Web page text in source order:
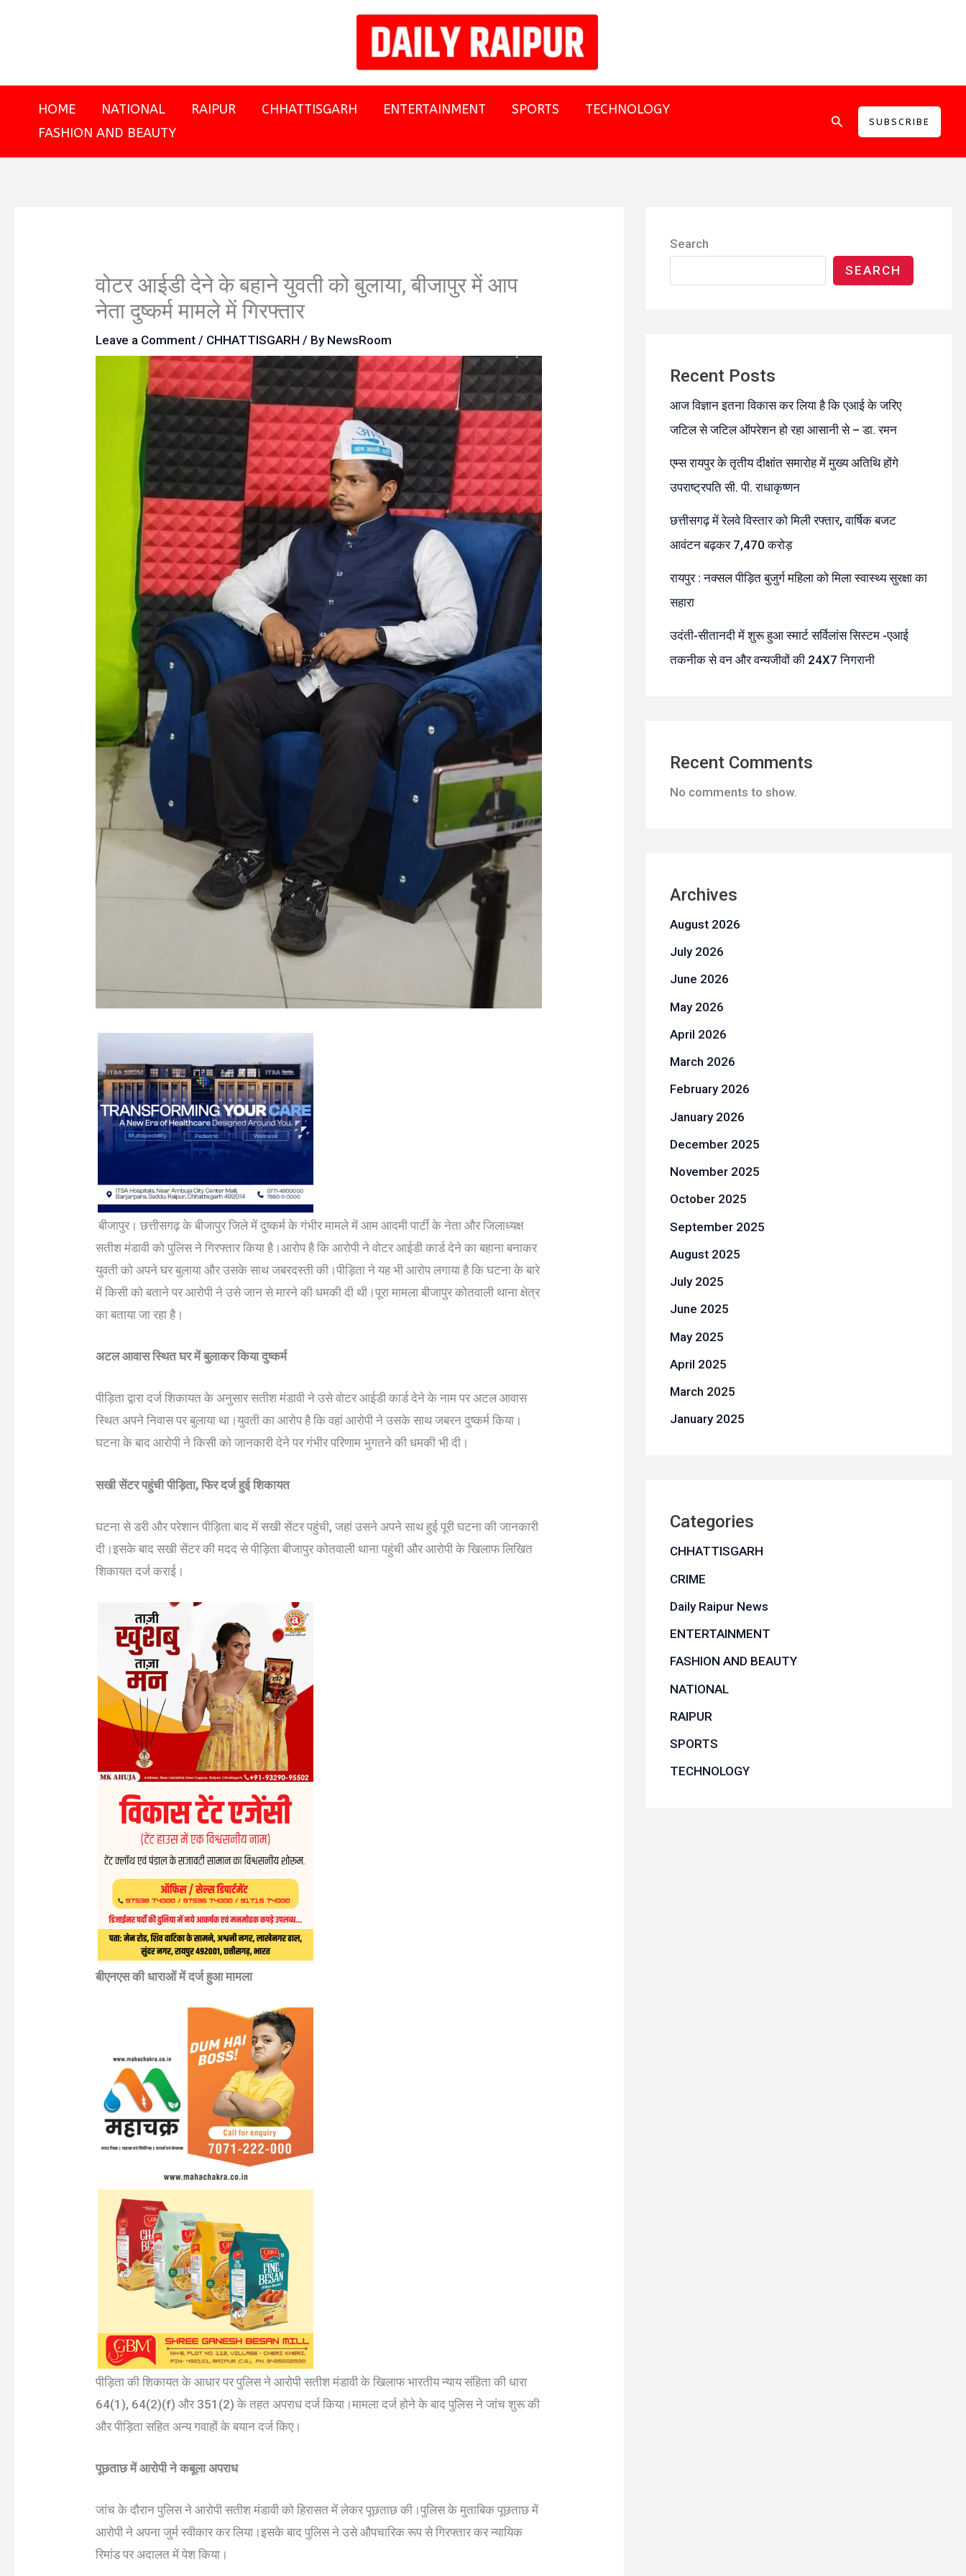
HOME NATIONAL RAIPUR CHHATTISGARH ENTERTAINMENT SPORTS
TECHNOLOGY
FASHION AND BEAUTY
SearchSUBSCRIBE
वोटर आईडी देने के बहाने युवती को बुलाया, बीजापुर में आप
नेता दुष्कर्म मामले में गिरफ्तार
Leave a Comment / CHHATTISGARH / By NewsRoom
बीजापुर। छत्तीसगढ़ के बीजापुर जिले में दुष्कर्म के गंभीर मामले में आम आदमी पार्टी के नेता और जिलाध्यक्ष
सतीश मंडावी को पुलिस ने गिरफ्तार किया है।आरोप है कि आरोपी ने वोटर आईडी कार्ड देने का बहाना बनाकर
युवती को अपने घर बुलाया और उसके साथ जबरदस्ती की।पीड़िता ने यह भी आरोप लगाया है कि घटना के बारे
में किसी को बताने पर आरोपी ने उसे जान से मारने की धमकी दी थी।पूरा मामला बीजापुर कोतवाली थाना क्षेत्र
का बताया जा रहा है।
अटल आवास स्थित घर में बुलाकर किया दुष्कर्म
पीड़िता द्वारा दर्ज शिकायत के अनुसार सतीश मंडावी ने उसे वोटर आईडी कार्ड देने के नाम पर अटल आवास
स्थित अपने निवास पर बुलाया था।युवती का आरोप है कि वहां आरोपी ने उसके साथ जबरन दुष्कर्म किया।
घटना के बाद आरोपी ने किसी को जानकारी देने पर गंभीर परिणाम भुगतने की धमकी भी दी।
सखी सेंटर पहुंची पीड़िता, फिर दर्ज हुई शिकायत
घटना से डरी और परेशान पीड़िता बाद में सखी सेंटर पहुंची, जहां उसने अपने साथ हुई पूरी घटना की जानकारी
दी।इसके बाद सखी सेंटर की मदद से पीड़िता बीजापुर कोतवाली थाना पहुंची और आरोपी के खिलाफ लिखित
शिकायत दर्ज कराई।
बीएनएस की धाराओं में दर्ज हुआ मामला
पीड़िता की शिकायत के आधार पर पुलिस ने आरोपी सतीश मंडावी के खिलाफ भारतीय न्याय संहिता की धारा
64(1), 64(2)(f) और 351(2) के तहत अपराध दर्ज किया।मामला दर्ज होने के बाद पुलिस ने जांच शुरू की
और पीड़िता सहित अन्य गवाहों के बयान दर्ज किए।
पूछताछ में आरोपी ने कबूला अपराध
जांच के दौरान पुलिस ने आरोपी सतीश मंडावी को हिरासत में लेकर पूछताछ की।पुलिस के मुताबिक पूछताछ में
आरोपी ने अपना जुर्म स्वीकार कर लिया।इसके बाद पुलिस ने उसे औपचारिक रूप से गिरफ्तार कर न्यायिक
रिमांड पर अदालत में पेश किया।
Search
SEARCH
Recent Posts
आज विज्ञान इतना विकास कर लिया है कि एआई के जरिए
जटिल से जटिल ऑपरेशन हो रहा आसानी से – डा. रमन
एम्स रायपुर के तृतीय दीक्षांत समारोह में मुख्य अतिथि होंगे
उपराष्ट्रपति सी. पी. राधाकृष्णन
छत्तीसगढ़ में रेलवे विस्तार को मिली रफ्तार, वार्षिक बजट
आवंटन बढ़कर 7,470 करोड़
रायपुर : नक्सल पीड़ित बुजुर्ग महिला को मिला स्वास्थ्य सुरक्षा का
सहारा
उदंती-सीतानदी में शुरू हुआ स्मार्ट सर्विलांस सिस्टम -एआई
तकनीक से वन और वन्यजीवों की 24X7 निगरानी
Recent Comments
No comments to show.
Archives
August 2026
July 2026
June 2026
May 2026
April 2026
March 2026
February 2026
January 2026
December 2025
November 2025
October 2025
September 2025
August 2025
July 2025
June 2025
May 2025
April 2025
March 2025
January 2025
Categories
CHHATTISGARH
CRIME
Daily Raipur News
ENTERTAINMENT
FASHION AND BEAUTY
NATIONAL
RAIPUR
SPORTS
TECHNOLOGY